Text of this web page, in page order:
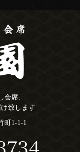
席、
致します
町1-1-1